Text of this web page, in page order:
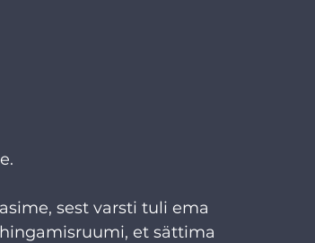
sest varsti tuli ema
et sättima